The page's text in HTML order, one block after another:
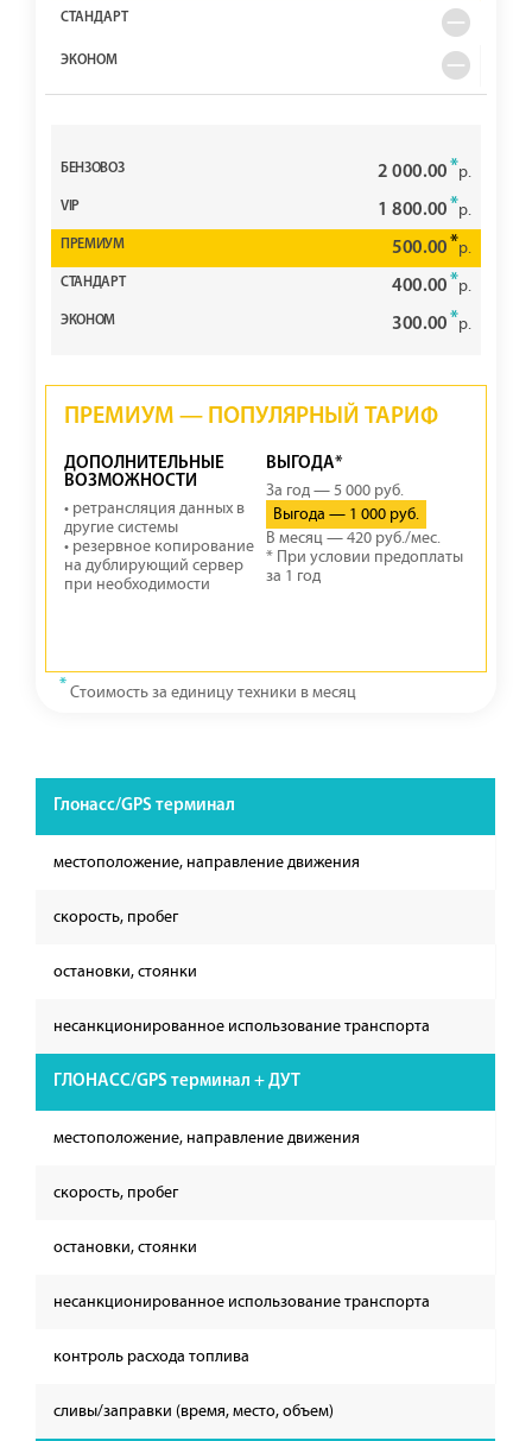
2 000.00*р.
1 800.00*р.
500.00*р.
400.00*р.
300.00*р.
ПРЕМИУМ — ПОПУЛЯРНЫЙ ТАРИФ
ДОПОЛНИТЕЛЬНЫЕ
ВОЗМОЖНОСТИ
• ретрансляция данных в
другие системы
• резервное копирование
на дублирующий сервер
при необходимости
ВЫГОДА*
За год — 5 000 руб.
Выгода — 1 000 руб.
В месяц — 420 руб./мес.
* При условии предоплаты
за 1 год
* Стоимость за единицу техники в месяц
Глонасс/GPS терминал
местоположение, направление движения
скорость, пробег
остановки, стоянки
несанкционированное использование транспорта
ГЛОНАСС/GPS терминал + ДУТ
местоположение, направление движения
скорость, пробег
остановки, стоянки
несанкционированное использование транспорта
контроль расхода топлива
сливы/заправки (время, место, объем)